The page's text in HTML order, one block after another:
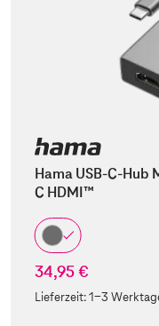
Hama USB-C-Hub
C HDMI™
34,95 €
Lieferzeit:1-3